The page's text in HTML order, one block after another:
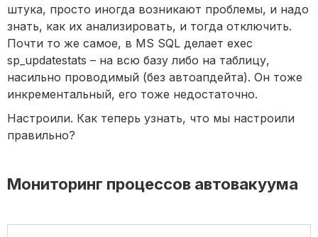
штука, просто иногда возникают проблемы, и надо
знать, как их анализировать, и тогда отключить.
Почти то же самое, в MS SQL делает exec
sp_updatestats – на всю базу либо на таблицу,
насильно проводимый (без автоапдейта). Он тоже
инкрементальный, его тоже недостаточно.
Настроили. Как теперь узнать, что мы настроили
правильно?
Мониторинг процессов автовакуума